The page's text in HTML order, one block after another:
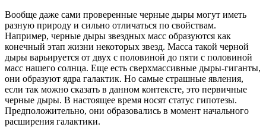
Вообще даже сами проверенные черные дыры могут иметь
разную природу и сильно отличаться по свойствам.
Например, черные дыры звездных масс образуются как
конечный этап жизни некоторых звезд. Масса такой черной
дыры варьируется от двух с половиной до пяти с половиной
масс нашего солнца. Еще есть сверхмассивные дыры-гиганты,
они образуют ядра галактик. Но самые страшные явления,
если так можно сказать в данном контексте, это первичные
черные дыры. В настоящее время носят статус гипотезы.
Предположительно, они образовались в момент начального
расширения галактики.